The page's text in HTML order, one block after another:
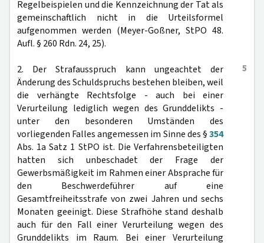
Regelbeispielen und die Kennzeichnung der Tat als
gemeinschaftlich nicht in die Urteilsformel
aufgenommen werden (Meyer-Goßner, StPO 48.
Aufl. § 260 Rdn. 24, 25).
5
2. Der Strafausspruch kann ungeachtet der
Änderung des Schuldspruchs bestehen bleiben, weil
die verhängte Rechtsfolge - auch bei einer
Verurteilung lediglich wegen des Grunddelikts -
unter den besonderen Umständen des
vorliegenden Falles angemessen im Sinne des §354
Abs. 1a Satz 1 StPO ist. Die Verfahrensbeteiligten
hatten sich unbeschadet der Frage der
Gewerbsmäßigkeit im Rahmen einer Absprache für
den Beschwerdeführer auf eine
Gesamtfreiheitsstrafe von zwei Jahren und sechs
Monaten geeinigt. Diese Strafhöhe stand deshalb
auch für den Fall einer Verurteilung wegen des
Grunddelikts im Raum. Bei einer Verurteilung